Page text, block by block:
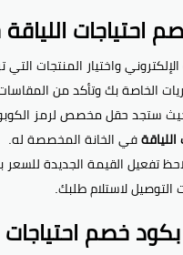
الإلكتروني واختيار المنتجات
الخاصة بك وتأكد من المقاسات
ستجد حقل مخصص لرمز
في الخانة المخصصة له.
تفعيل القيمة الجديدة
التوصيل لاستلام طلبك.
خصم احتياجات